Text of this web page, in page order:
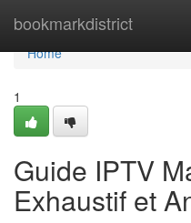
bookmarkdistrict
Home
Home
1
Guide IPTV
Exhaustif et